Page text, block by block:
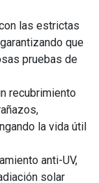
las estrictas
que
pruebas de
recubrimiento
la vida útil
anti-UV,
solar